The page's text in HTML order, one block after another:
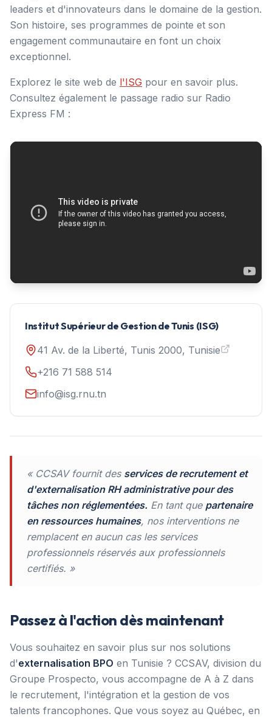
leaders et d'innovateurs dans le domaine de la gestion.
Son histoire, ses programmes de pointe et son
engagement communautaire en font un choix
exceptionnel.
Explorez le site web de l'ISG pour en savoir plus.
Consultez également le passage radio sur Radio
Express FM :
Institut Supérieur de Gestion de Tunis (ISG)
41 Av. de la Liberté, Tunis 2000, Tunisie
+216 71 588 514
info@isg.rnu.tn
« CCSAV fournit des services de recrutement et
d'externalisation RH administrative pour des
tâches non réglementées. En tant que partenaire
en ressources humaines, nos interventions ne
remplacent en aucun cas les services
professionnels réservés aux professionnels
certifiés. »
Passez à l'action dès maintenant
Vous souhaitez en savoir plus sur nos solutions
d'externalisation BPO en Tunisie ? CCSAV, division du
Groupe Prospecto, vous accompagne de A à Z dans
le recrutement, l'intégration et la gestion de vos
talents francophones. Que vous soyez au Québec, en